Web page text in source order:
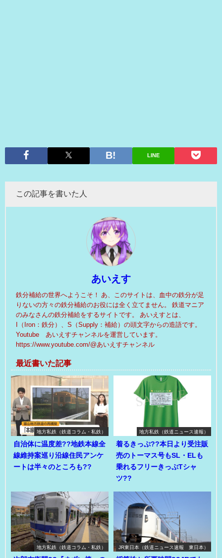
LINE
この記事を書いた人
あいえす
鉄分補給の世界へようこそ！ あ、このサイトは、血中の鉄分が足
りないの方々の鉄分補給のお役には全く立てません。 鉄道マニア
のみなさんの鉄分補給をするサイトです。 あいえすとは、
I（Iron：鉄分）、S（Supply：補給）の頭文字からの造語です。
Youtube あいえすチャンネルを運営しています。
https://www.youtube.com/@あいえすチャンネル
最近書いた記事
地方私鉄（鉄道コラム・私鉄）
自治体に温度差??地鉄本線全
線維持案巡り沿線住民アンケ
ートは半々のところも??
地方私鉄（鉄道ニュース速報）
着るきっぷ??本日より受注販
売のトーマス号もSL・ELも
乗れるフリーきっぷTシャ
ツ??
地方私鉄（鉄道コラム・私鉄） JR東日本（鉄道ニュース速報 東日本）